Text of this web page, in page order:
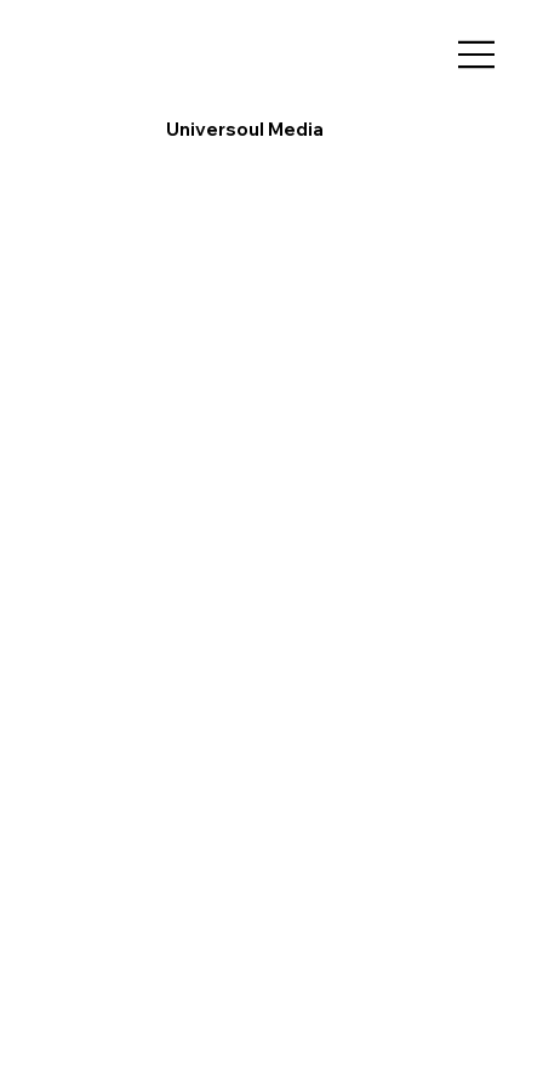
Universoul Media